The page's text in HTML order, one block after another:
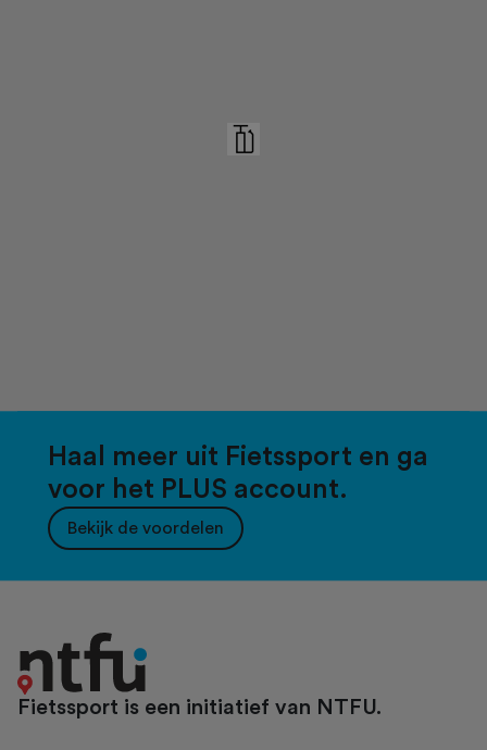
Haal meer uit Fietssport en ga
voor het PLUS account.
Bekijk de voordelen
Fietssport is een initiatief van NTFU.